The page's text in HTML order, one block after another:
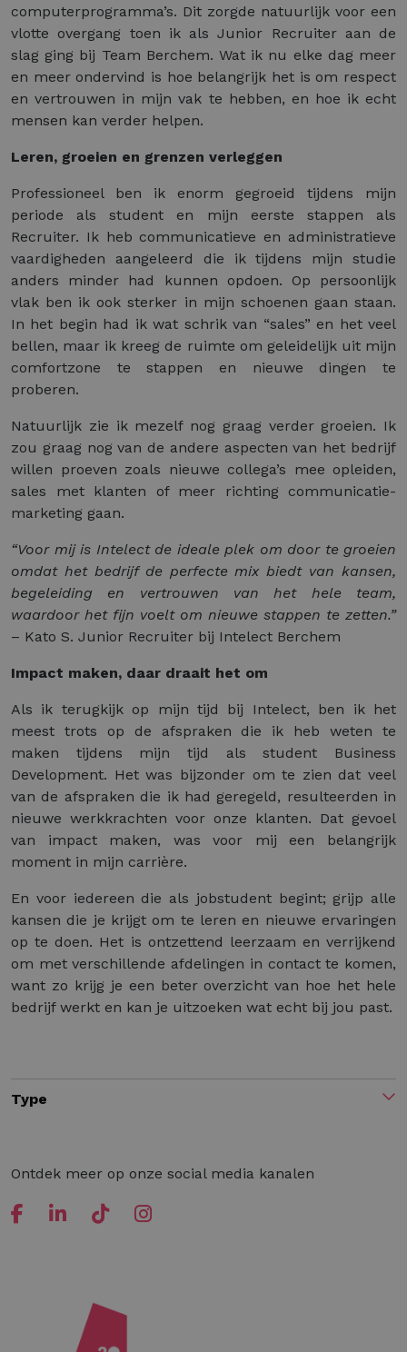
computerprogramma’s. Dit zorgde natuurlijk voor een
vlotte overgang toen ik als Junior Recruiter aan de
slag ging bij Team Berchem. Wat ik nu elke dag meer
en meer ondervind is hoe belangrijk het is om respect
en vertrouwen in mijn vak te hebben, en hoe ik echt
mensen kan verder helpen.
Leren, groeien en grenzen verleggen
Professioneel ben ik enorm gegroeid tijdens mijn
periode als student en mijn eerste stappen als
Recruiter. Ik heb communicatieve en administratieve
vaardigheden aangeleerd die ik tijdens mijn studie
anders minder had kunnen opdoen. Op persoonlijk
vlak ben ik ook sterker in mijn schoenen gaan staan.
In het begin had ik wat schrik van “sales” en het veel
bellen, maar ik kreeg de ruimte om geleidelijk uit mijn
comfortzone te stappen en nieuwe dingen te
proberen.
Natuurlijk zie ik mezelf nog graag verder groeien. Ik
zou graag nog van de andere aspecten van het bedrijf
willen proeven zoals nieuwe collega’s mee opleiden,
sales met klanten of meer richting communicatie-
marketing gaan.
“Voor mij is Intelect de ideale plek om door te groeien
omdat het bedrijf de perfecte mix biedt van kansen,
begeleiding en vertrouwen van het hele team,
waardoor het fijn voelt om nieuwe stappen te zetten.”
– Kato S. Junior Recruiter bij Intelect Berchem
Impact maken, daar draait het om
Als ik terugkijk op mijn tijd bij Intelect, ben ik het
meest trots op de afspraken die ik heb weten te
maken tijdens mijn tijd als student Business
Development. Het was bijzonder om te zien dat veel
van de afspraken die ik had geregeld, resulteerden in
nieuwe werkkrachten voor onze klanten. Dat gevoel
van impact maken, was voor mij een belangrijk
moment in mijn carrière.
En voor iedereen die als jobstudent begint; grijp alle
kansen die je krijgt om te leren en nieuwe ervaringen
op te doen. Het is ontzettend leerzaam en verrijkend
om met verschillende afdelingen in contact te komen,
want zo krijg je een beter overzicht van hoe het hele
bedrijf werkt en kan je uitzoeken wat echt bij jou past.
Type
Ontdek meer op onze social media kanalen